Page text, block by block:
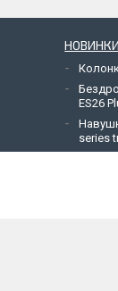
НОВИНКИ
ES26
series